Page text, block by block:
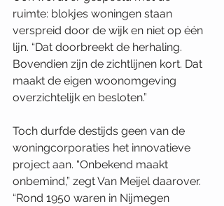
ruimte: blokjes woningen staan
verspreid door de wijk en niet op één
lijn. “Dat doorbreekt de herhaling.
Bovendien zijn de zichtlijnen kort. Dat
maakt de eigen woonomgeving
overzichtelijk en besloten.”
Toch durfde destijds geen van de
woningcorporaties het innovatieve
project aan. “Onbekend maakt
onbemind,” zegt Van Meijel daarover.
“Rond 1950 waren in Nijmegen